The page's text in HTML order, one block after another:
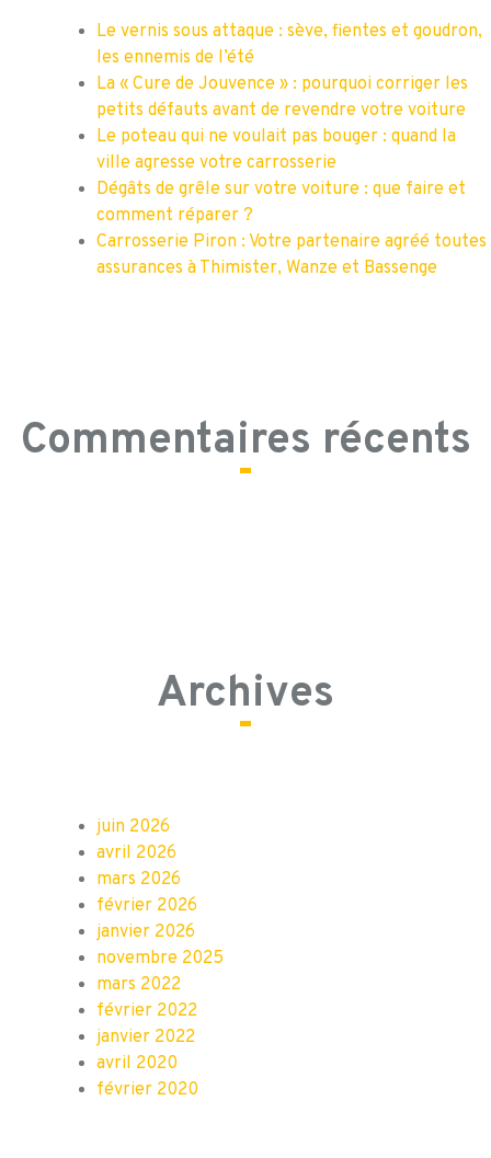
Le vernis sous attaque : sève, fientes et goudron,
les ennemis de l’été
La « Cure de Jouvence » : pourquoi corriger les
petits défauts avant de revendre votre voiture
Le poteau qui ne voulait pas bouger : quand la
ville agresse votre carrosserie
Dégâts de grêle sur votre voiture : que faire et
comment réparer ?
Carrosserie Piron : Votre partenaire agréé toutes
assurances à Thimister, Wanze et Bassenge
Commentaires récents
Archives
juin 2026
avril 2026
mars 2026
février 2026
janvier 2026
novembre 2025
mars 2022
février 2022
janvier 2022
avril 2020
février 2020